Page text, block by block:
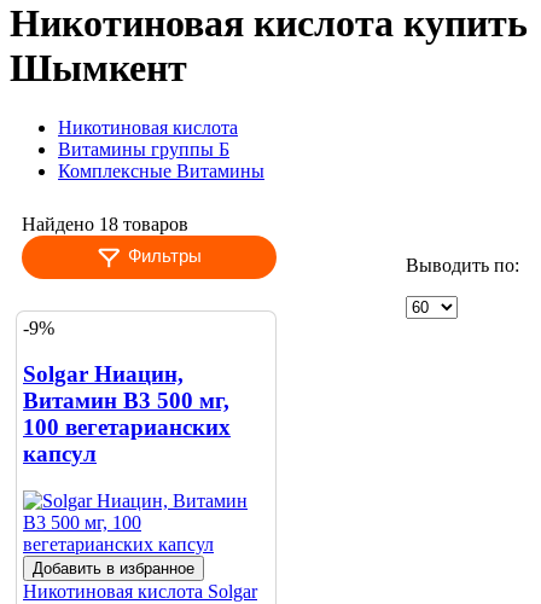
Никотиновая кислота купить
Шымкент
Никотиновая кислота
Витамины группы Б
Комплексные Витамины
Найдено 18 товаров
Фильтры
Выводить по:
-9%
Solgar Ниацин,
Витамин B3 500 мг,
100 вегетарианских
капсул
Добавить в избранное
Никотиновая кислота Solgar